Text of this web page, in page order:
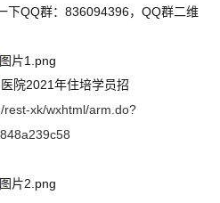
下QQ群：836094396，QQ群二维
院2021年住培学员招
xk/wxhtml/arm.do?